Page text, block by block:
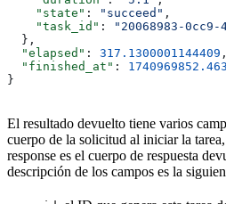
    "state"
: "succeed" ,
    "task_id"
:
"20068983-0cc9-
  },
  "elapsed"
: 317.1300001144409 ,
  "finished_at"
: 1740969852.463
}
El resultado devuelto tiene varios
cuerpo de la solicitud al iniciar la
response es el cuerpo de respuesta
descripción de los campos es la